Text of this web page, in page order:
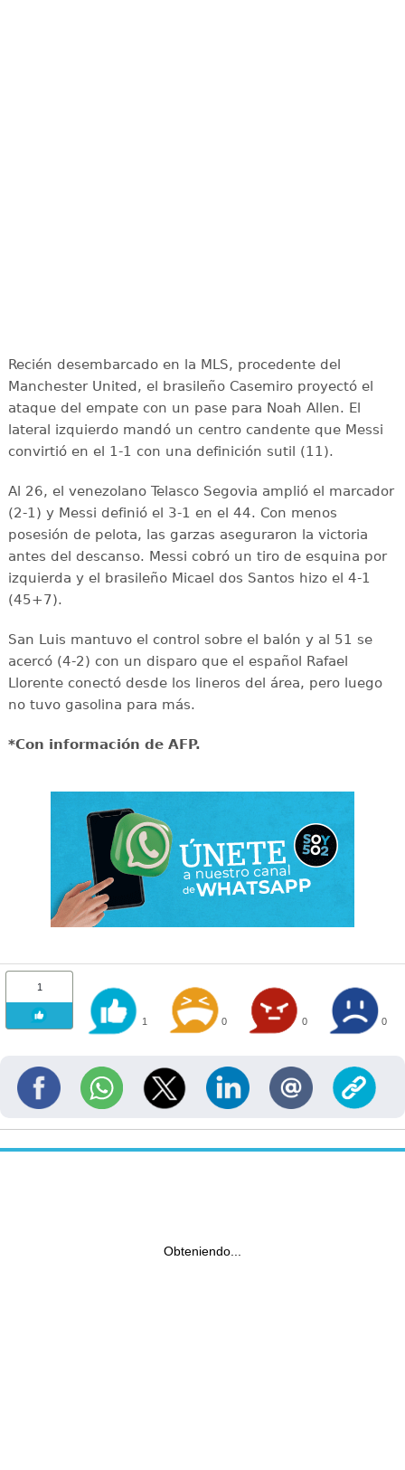
Recién desembarcado en la MLS, procedente del
Manchester United, el brasileño Casemiro proyectó el
ataque del empate con un pase para Noah Allen. El
lateral izquierdo mandó un centro candente que Messi
convirtió en el 1-1 con una definición sutil (11).
Al 26, el venezolano Telasco Segovia amplió el marcador
(2-1) y Messi definió el 3-1 en el 44. Con menos
posesión de pelota, las garzas aseguraron la victoria
antes del descanso. Messi cobró un tiro de esquina por
izquierda y el brasileño Micael dos Santos hizo el 4-1
(45+7).
San Luis mantuvo el control sobre el balón y al 51 se
acercó (4-2) con un disparo que el español Rafael
Llorente conectó desde los lineros del área, pero luego
no tuvo gasolina para más.
*Con información de AFP.
1
1 0 0 0
Obteniendo...